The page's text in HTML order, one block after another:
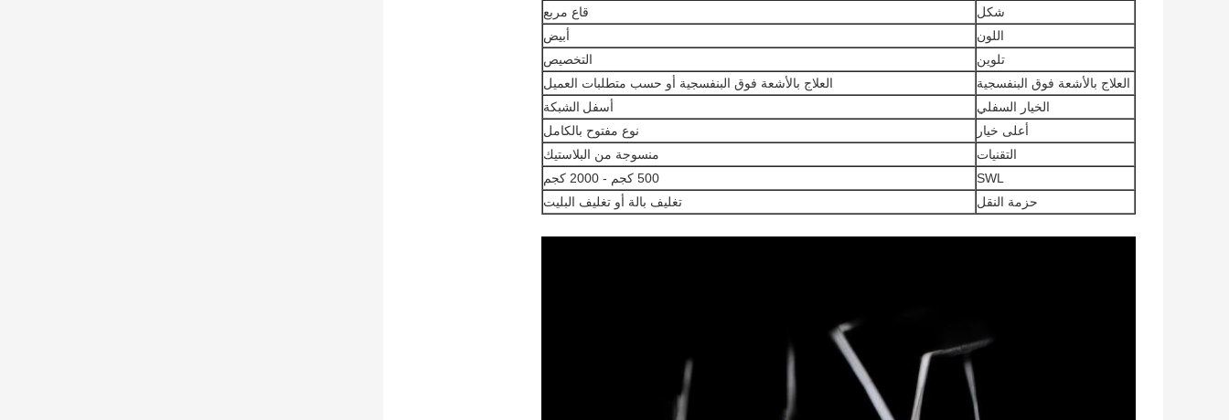
شكل
قاع مربع
اللون
أبيض
تلوين
التخصيص
العلاج بالأشعة فوق البنفسجية
العلاج بالأشعة فوق البنفسجية أو حسب متطلبات العميل
الخيار السفلي
أسفل الشبكة
أعلى خيار
نوع مفتوح بالكامل
التقنيات
منسوجة من البلاستيك
SWL
500 كجم - 2000 كجم
حزمة النقل
تغليف بالة أو تغليف البليت